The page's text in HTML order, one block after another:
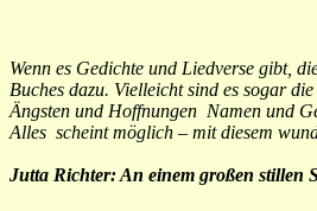
Wenn es Gedichte und Liedverse gibt,
Buches dazu. Vielleicht sind es sogar
Ängsten und Hoffnungen Namen und
Alles scheint möglich – mit diesem
Jutta Richter: An einem großen stillen